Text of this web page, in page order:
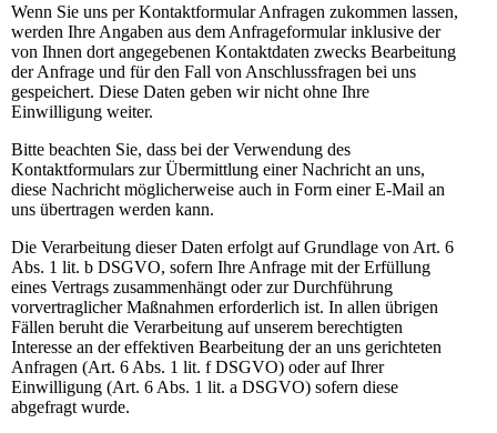
Wenn Sie uns per Kontaktformular Anfragen zukommen lassen,
werden Ihre Angaben aus dem Anfrageformular inklusive der
von Ihnen dort angegebenen Kontaktdaten zwecks Bearbeitung
der Anfrage und für den Fall von Anschlussfragen bei uns
gespeichert. Diese Daten geben wir nicht ohne Ihre
Einwilligung weiter.
Bitte beachten Sie, dass bei der Verwendung des
Kontaktformulars zur Übermittlung einer Nachricht an uns,
diese Nachricht möglicherweise auch in Form einer E-Mail an
uns übertragen werden kann.
Die Verarbeitung dieser Daten erfolgt auf Grundlage von Art. 6
Abs. 1 lit. b DSGVO, sofern Ihre Anfrage mit der Erfüllung
eines Vertrags zusammenhängt oder zur Durchführung
vorvertraglicher Maßnahmen erforderlich ist. In allen übrigen
Fällen beruht die Verarbeitung auf unserem berechtigten
Interesse an der effektiven Bearbeitung der an uns gerichteten
Anfragen (Art. 6 Abs. 1 lit. f DSGVO) oder auf Ihrer
Einwilligung (Art. 6 Abs. 1 lit. a DSGVO) sofern diese
abgefragt wurde.